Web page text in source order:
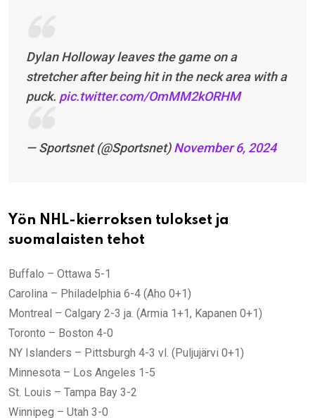
Dylan Holloway leaves the game on a
stretcher after being hit in the neck area with a
puck. pic.twitter.com/OmMM2kORHM
— Sportsnet (@Sportsnet)November 6, 2024
Yön NHL-kierroksen tulokset ja
suomalaisten tehot
Buffalo – Ottawa 5-1
Carolina – Philadelphia 6-4 (Aho 0+1)
Montreal – Calgary 2-3 ja. (Armia 1+1, Kapanen 0+1)
Toronto – Boston 4-0
NY Islanders – Pittsburgh 4-3 vl. (Puljujärvi 0+1)
Minnesota – Los Angeles 1-5
St. Louis – Tampa Bay 3-2
Winnipeg – Utah 3-0